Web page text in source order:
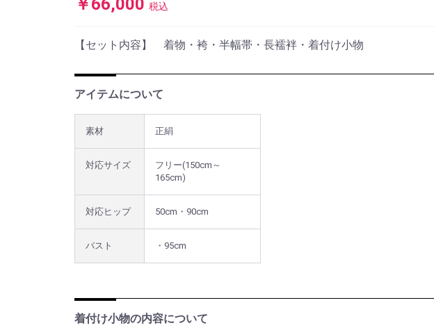
￥66,000 税込
【セット内容】 着物・袴・半幅帯・長襦袢・着付け小物
アイテムについて
素材 正絹
対応サイズ
フリー(150cm～
165cm)
対応ヒップ 50cm・90cm
バスト ・95cm
着付け小物の内容について